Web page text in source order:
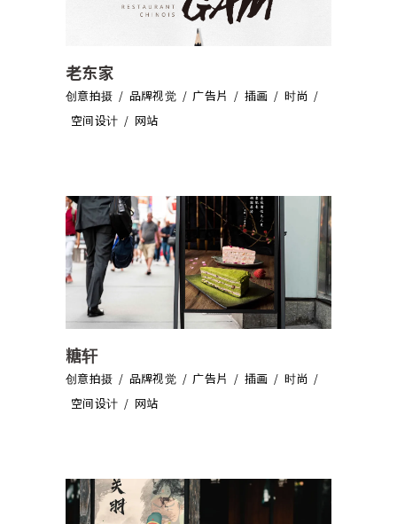
老东家
创意拍摄 品牌视觉 广告片 插画
时尚
空间设计
网站
糖轩
创意拍摄 品牌视觉 广告片 插画
时尚
空间设计
网站